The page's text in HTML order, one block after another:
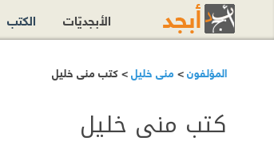
المؤلفون> منى خليل> كتب منى خليل
كتب منى خليل
الأبجديّات الكتب